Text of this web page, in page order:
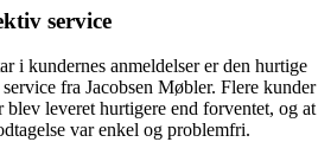
service
i kundernes anmeldelser er den hurtige
fra Jacobsen Møbler. Flere kunder
leveret hurtigere end forventet, og at
var enkel og problemfri.